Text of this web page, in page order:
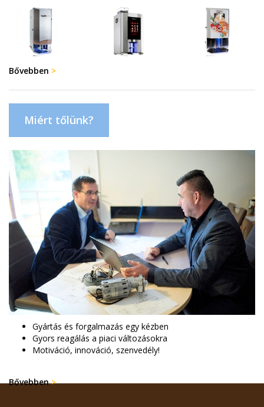
Bővebben >
Miért tőlünk?
Gyártás és forgalmazás egy kézben
Gyors reagálás a piaci változásokra
Motiváció, innováció, szenvedély!
Bővebben>